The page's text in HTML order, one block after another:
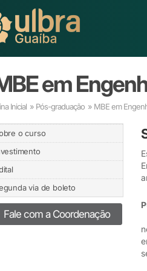
em
Inicial » Pós-graduação » MBE em
o curso
via de boleto
Fale com a Coordenação